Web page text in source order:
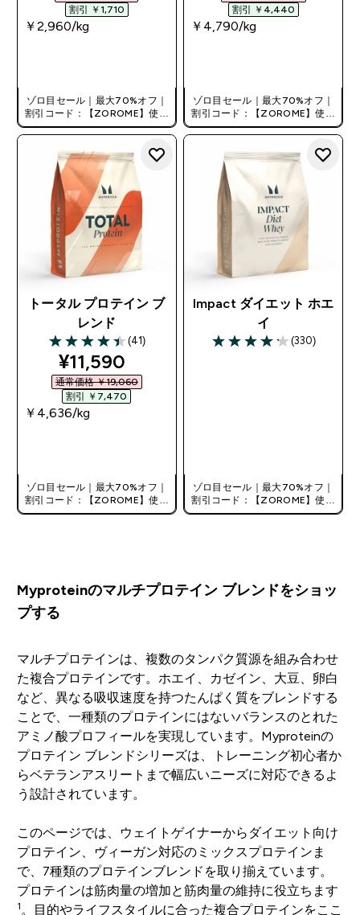
割引 ￥1,710‎
￥2,960‎/kg
ゾロ目セール｜最大70%オフ｜
割引コード：【ZOROME】使用
で追加10%オフ！
割引 ￥4,440‎
￥4,790‎/kg
ゾロ目セール｜最大70%オフ｜
割引コード：【ZOROME】使用
で追加10%オフ！
トータル プロテイン ブ
レンド
4.46 out of 5 stars
(41)
discounted price
¥11,590‎
通常価格 ￥19,060‎
割引 ￥7,470‎
￥4,636‎/kg
ゾロ目セール｜最大70%オフ｜
割引コード：【ZOROME】使用
で追加10%オフ！
Impact ダイエット ホエ
イ
4.19 out of 5 stars
(330)
ゾロ目セール｜最大70%オフ｜
割引コード：【ZOROME】使用
で追加10%オフ！
Myproteinのマルチプロテイン ブレンドをショッ
プする
マルチプロテインは、複数のタンパク質源を組み合わせ
た複合プロテインです。ホエイ、カゼイン、大豆、卵白
など、異なる吸収速度を持つたんぱく質をブレンドする
ことで、一種類のプロテインにはないバランスのとれた
アミノ酸プロフィールを実現しています。Myproteinの
プロテイン ブレンドシリーズは、トレーニング初心者か
らベテランアスリートまで幅広いニーズに対応できるよ
う設計されています。
このページでは、ウェイトゲイナーからダイエット向け
プロテイン、ヴィーガン対応のミックスプロテインま
で、7種類のプロテインブレンドを取り揃えています。
プロテインは筋肉量の増加と筋肉量の維持に役立ちます
1 。目的やライフスタイルに合った複合プロテインをここ